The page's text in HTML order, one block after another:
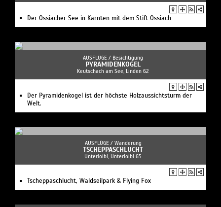
TSCHEPPASCHLUCHT
Unterloibl, Unterloibl 65
Tscheppaschlucht, Waldseilpark & Flying Fox
CHRISTINA STRASSER
So 27.9.2026, 19:00 Uhr
DREAM BIG: Die Kunst deine Träume zu leben
GESUNDHEIT / Meditation
HOTEL WEITZER